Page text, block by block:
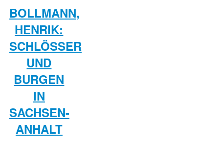
BOLLMANN,
HENRIK:
SCHLÖSSER
UND
BURGEN
IN
SACHSEN-
ANHALT